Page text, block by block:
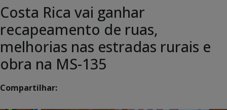
Costa Rica vai ganhar
recapeamento de ruas,
melhorias nas estradas rurais e
obra na MS-135
Compartilhar: